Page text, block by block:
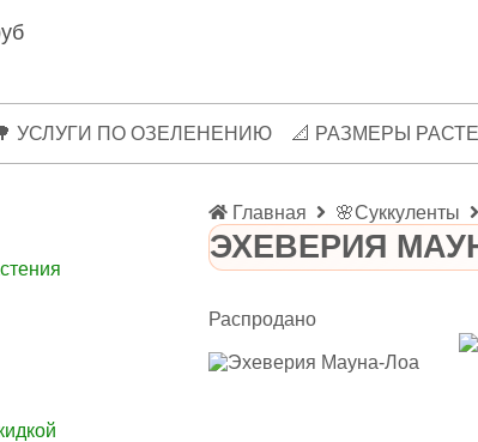
УСЛУГИ ПО ОЗЕЛЕНЕНИЮ 📐 РАЗМЕРЫ
Главная 🌸Суккуленты
ЭХЕВЕРИЯ
Распродано